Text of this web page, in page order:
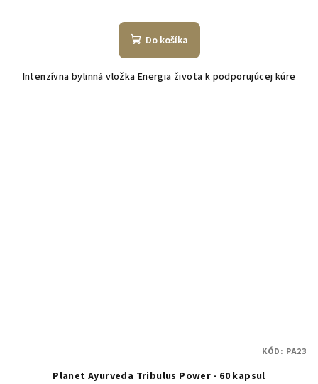
Do košíka
Intenzívna bylinná vložka Energia života k podporujúcej kúre
Planet Ayurveda Tribulus Power - 60 kapsul
KÓD: PA23